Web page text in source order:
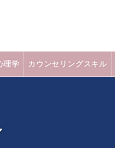
理学 カウンセリングスキル